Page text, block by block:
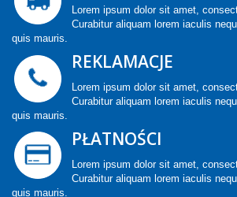
Lorem ipsum dolor sit amet,
Curabitur aliquam lorem iaculis
quis mauris.
REKLAMACJE
Lorem ipsum dolor sit amet,
Curabitur aliquam lorem iaculis
quis mauris.
PŁATNOŚCI
Lorem ipsum dolor sit amet,
Curabitur aliquam lorem iaculis
quis mauris.